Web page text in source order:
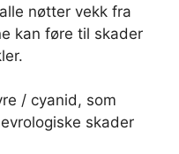
nøtter vekk fra
kan føre til skader
/ cyanid, som
skader